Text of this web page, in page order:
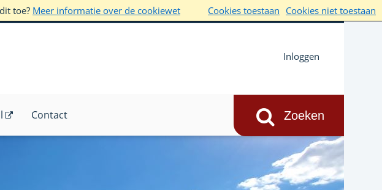
toe? Meer informatie over de cookiewet Cookies toestaan Cookies niet toestaan
Inloggen
Contact